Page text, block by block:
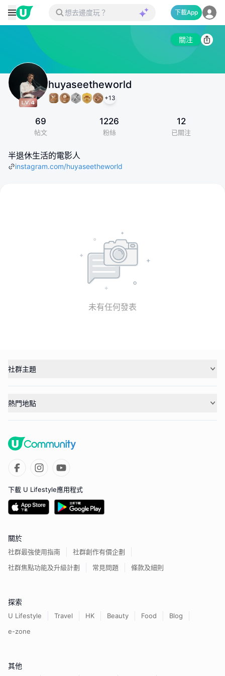
下載App
關注
huyaseetheworld
+13
69
帖文
1226
粉絲
12
已關注
半退休生活的電影人
instagram.com/huyaseetheworld
未有任何發表
社群主題
熱門地點
下載 U Lifestyle應用程式
關於
社群最強使用指南
社群創作有價企劃
社群焦點功能及升級計劃
常見問題 條款及細則
探索
U Lifestyle Travel HK Beauty Food
Blog
e-zone
其他